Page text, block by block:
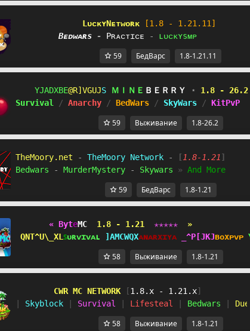
LᴜᴄᴋʏNᴇᴛᴡᴏʀᴋ
[1.8 - 1.21.11]
Bᴇᴅᴡᴀʀs - Pʀᴀᴄᴛɪᴄᴇ - ʟᴜᴄᴋʏsᴍᴘ
59 БедВарс 1.8-1.21.11
BXPUAPOSQE_GMRG ＭＩＮＥ ＢＥＲＲＹ ⋆ 1.8 - 26.2
Survival
/ Anarchy / BedWars / SkyWars / KitPvP
59 Выживание 1.8-26.2
TheMoory.net - TheMoory Network - [ 1.8-1.21]
Bedwars
- MurderMystery - Skywars » And More
59 БедВарс 1.8-1.21
« ByteMC 1.8 - 1.21 ✭✭✭✭✭ »
ZBZRUZQY] ꜱᴜʀᴠɪᴠᴀʟ JEVMBWXᴀɴᴀʀxɪʏᴀ H^LY@VHʙᴏxᴘᴠᴘ
58 Выживание 1.8-1.21
CWR MC NETWORK [1.8.x - 1.21.x]
Skyblock Survival Lifesteal Bedwars
58 Выживание 1.8-1.21